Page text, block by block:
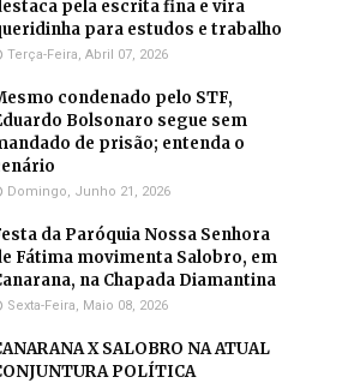
pela escrita fina e vira
para estudos e trabalho
Terça-Feira, Abril 07, 2026
condenado pelo STF,
Bolsonaro segue sem
de prisão; entenda o
Domingo, Junho 21, 2026
da Paróquia Nossa Senhora
Fátima movimenta Salobro, em
na Chapada Diamantina
Sexta-Feira, Maio 08, 2026
X SALOBRO NA ATUAL
POLÍTICA